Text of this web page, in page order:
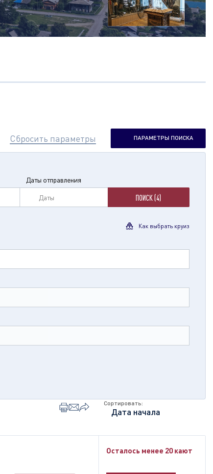
Сбросить параметры ПАРАМЕТРЫ ПОИСКА
Даты отправления
Даты ПОИСК (4)
Как выбрать круиз
Сортировать:
Осталось менее 20 кают